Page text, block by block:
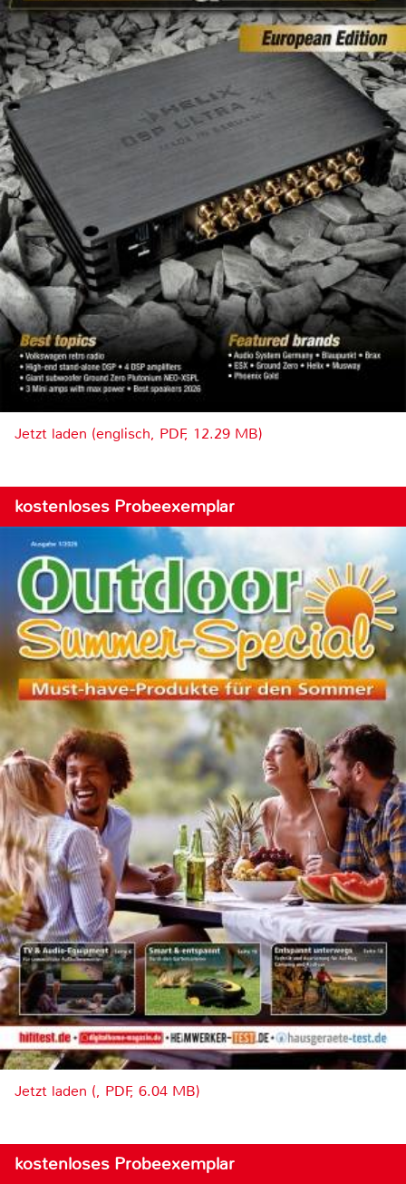
Jetzt laden (englisch, PDF, 12.29 MB)
kostenloses Probeexemplar
Jetzt laden (, PDF, 6.04 MB)
kostenloses Probeexemplar